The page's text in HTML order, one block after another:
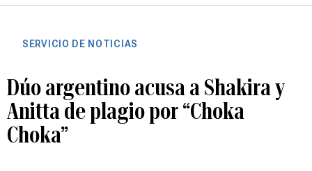
SERVICIO DE NOTICIAS
Dúo argentino acusa a Shakira y
Anitta de plagio por “Choka
Choka”